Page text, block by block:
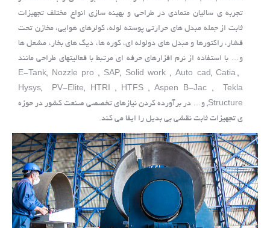
تجربه ی سالیان متمادی در طراحی و بهینه سازی انواع مختلف تجهیزات
ثابت از جمله مبدل های حرارتی پوسته لوله، کولرهای هوایی، مخازن تحت
فشار، راکتورها و مبدل های دولوله ای، کوره ها، دیگ های بخار، مشعل ها
و… با استفاده از نرم افزارهای حرفه ای مرتبط با فعالیت­های طراحی مانند
E-Tank, Nozzle pro , SAP, Solid work , Auto cad, Catia ,
Hysys, PV-Elite, HTRI , HTFS , Aspen B-Jac , Tekla
Structure, و… در برآورده کردن نیازهای تخصصی صنعت کشور در حوزه
ی تجهیزات ثابت نقشی بی بدیل را ایفا می کند.